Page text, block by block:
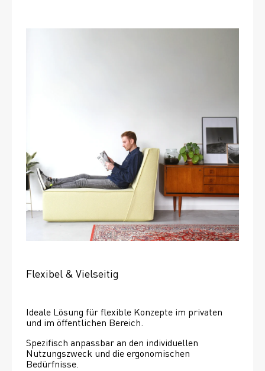
Flexibel & Vielseitig
Ideale Lösung für flexible Konzepte im privaten
und im öffentlichen Bereich.
Spezifisch anpassbar an den individuellen
Nutzungszweck und die ergonomischen
Bedürfnisse.